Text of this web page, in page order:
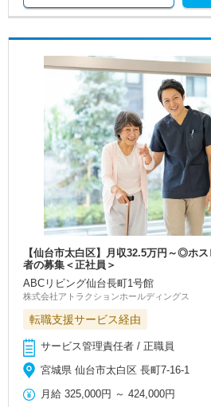
【仙台市太白区】月収32.5万円～◎ホ
者の募集＜正社員＞
ABCリビング仙台長町1号館
株式会社アトラクションホールディングス
転職支援サービス経由
サービス管理責任者 / 正職員
宮城県 仙台市太白区 長町7-16-1
月給 325,000円 ～424,000円